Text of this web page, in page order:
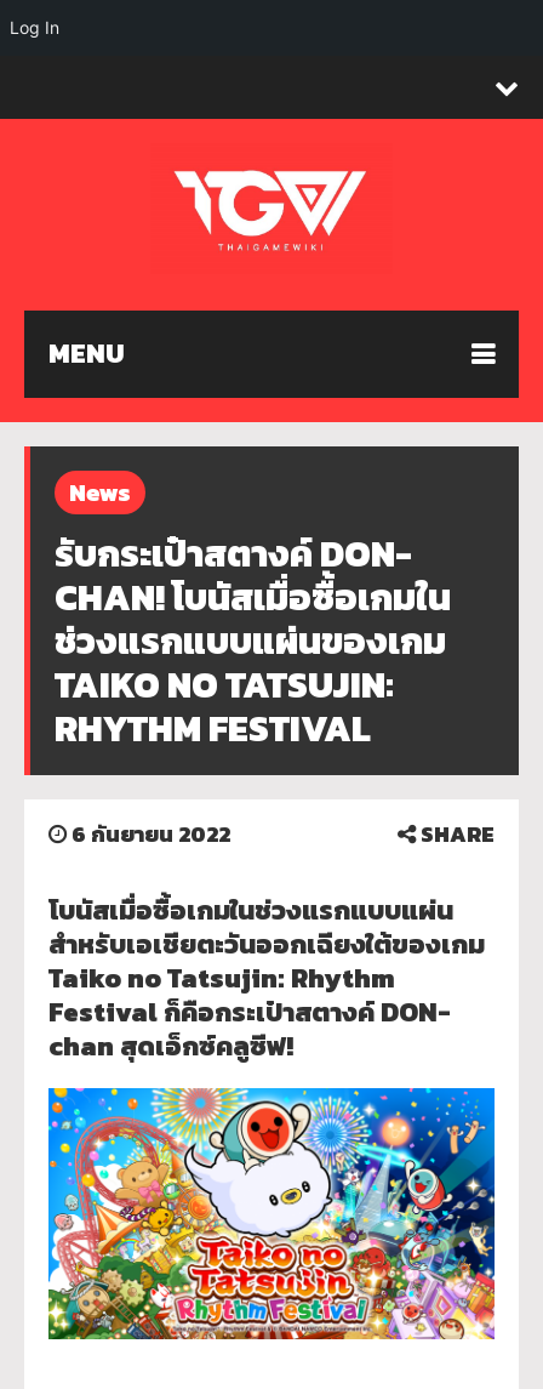
MENU
News
รับกระเป๋าสตางค์ DON-
CHAN! โบนัสเมื่อซื้อเกมใน
ช่วงแรกแบบแผ่นของเกม
TAIKO NO TATSUJIN:
RHYTHM FESTIVAL
6 กันยายน 2022 SHARE
โบนัสเมื่อซื้อเกมในช่วงแรกแบบแผ่น
สำหรับเอเชียตะวันออกเฉียงใต้ของเกม
Taiko no Tatsujin: Rhythm
Festival ก็คือกระเป๋าสตางค์ DON-
chan สุดเอ็กซ์คลูซีฟ!
Log In